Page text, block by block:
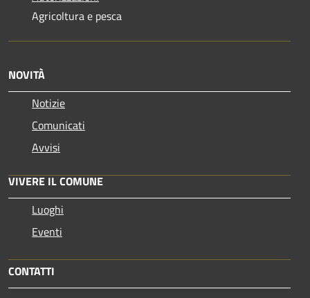
Agricoltura e pesca
NOVITÀ
Notizie
Comunicati
Avvisi
VIVERE IL COMUNE
Luoghi
Eventi
CONTATTI